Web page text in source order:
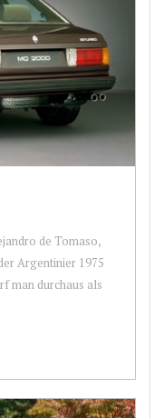
de Tomaso,
Argentinier 1975
man durchaus als